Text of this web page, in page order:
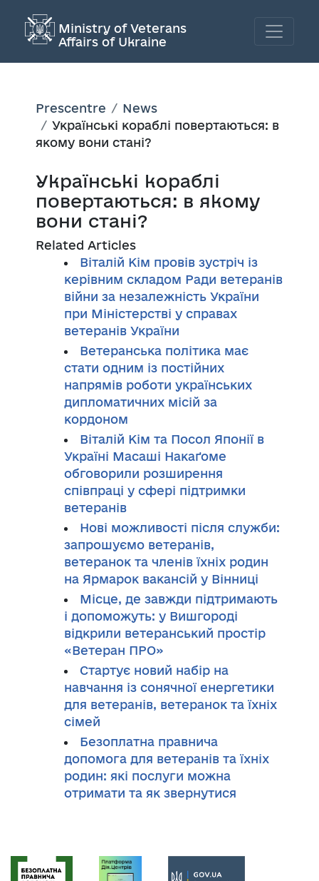
Ministry of Veterans
Affairs of Ukraine
Prescentre
News
Українські кораблі повертаються: в
якому вони стані?
Українські кораблі
повертаються: в якому
вони стані?
Related Articles
Віталій Кім провів зустріч із
керівним складом Ради ветеранів
війни за незалежність України
при Міністерстві у справах
ветеранів України
Ветеранська політика має
стати одним із постійних
напрямів роботи українських
дипломатичних місій за
кордоном
Віталій Кім та Посол Японії в
Україні Масаші Накаґоме
обговорили розширення
співпраці у сфері підтримки
ветеранів
Нові можливості після служби:
запрошуємо ветеранів,
ветеранок та членів їхніх родин
на Ярмарок вакансій у Вінниці
Місце, де завжди підтримають
і допоможуть: у Вишгороді
відкрили ветеранський простір
«Ветеран ПРО»
Стартує новий набір на
навчання із сонячної енергетики
для ветеранів, ветеранок та їхніх
сімей
Безоплатна правнича
допомога для ветеранів та їхніх
родин: які послуги можна
отримати та як звернутися